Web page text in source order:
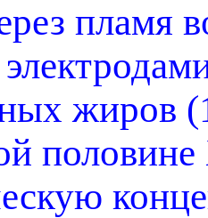
пламя
жиров
половине